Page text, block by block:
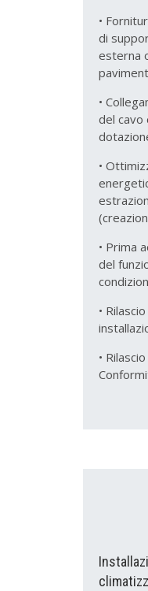
•
di
esterna
•
del cavo
•
• Prima
del
•
•